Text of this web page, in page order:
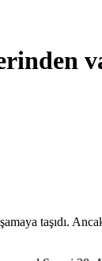
taşıdı.